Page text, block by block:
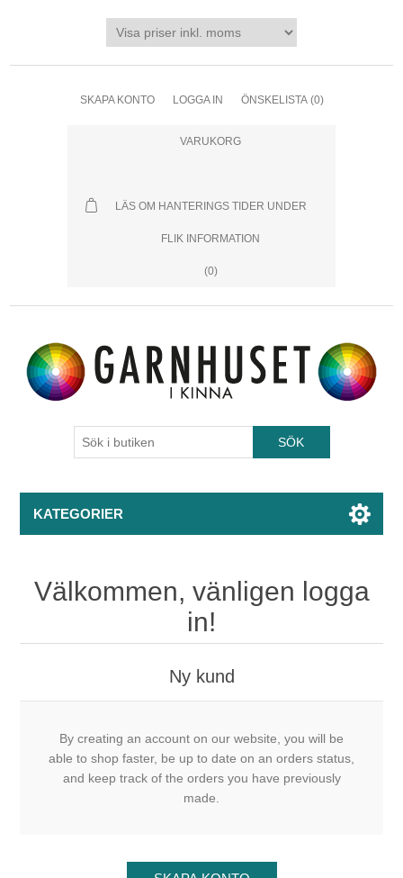
SKAPA KONTO LOGGA IN ÖNSKELISTA (0)
VARUKORG
LÄS OM HANTERINGS TIDER UNDER
FLIK INFORMATION
(0)
KATEGORIER
Välkommen, vänligen logga
in!
Ny kund
By creating an account on our website, you will be
able to shop faster, be up to date on an orders status,
and keep track of the orders you have previously
made.